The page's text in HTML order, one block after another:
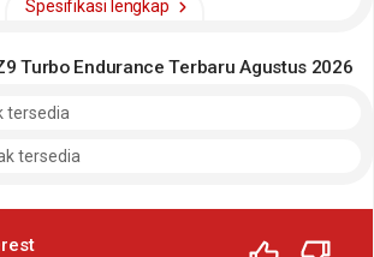
cek segmen
hp Vivo terbaru
Spesifikasi lengkap
Turbo Endurance Terbaru Agustus 2026
tersedia
tersedia